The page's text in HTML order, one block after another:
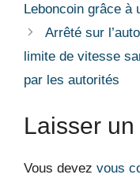
Leboncoin grâce à
Arrêté sur
limite de vitesse
par les autorités
Laisser
Vous devez vous